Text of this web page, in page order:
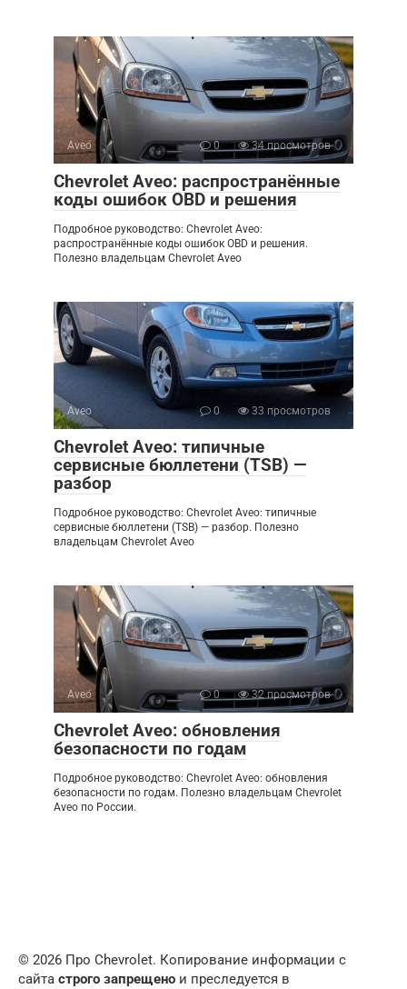
Aveo 0 34 просмотров
Chevrolet Aveo: распространённые
коды ошибок OBD и решения
Подробное руководство: Chevrolet Aveo:
распространённые коды ошибок OBD и решения.
Полезно владельцам Chevrolet Aveo
Aveo 0 33 просмотров
Chevrolet Aveo: типичные
сервисные бюллетени (TSB) —
разбор
Подробное руководство: Chevrolet Aveo: типичные
сервисные бюллетени (TSB) — разбор. Полезно
владельцам Chevrolet Aveo
Aveo 0 32 просмотров
Chevrolet Aveo: обновления
безопасности по годам
Подробное руководство: Chevrolet Aveo: обновления
безопасности по годам. Полезно владельцам Chevrolet
Aveo по России.
© 2026 Про Chevrolet. Копирование информации с
сайта строго запрещено и преследуется в